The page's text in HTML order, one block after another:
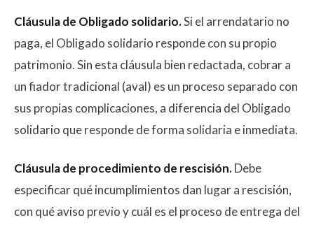
Cláusula de Obligado solidario.Si el arrendatario no
paga, el Obligado solidario responde con su propio
patrimonio. Sin esta cláusula bien redactada, cobrar a
un fiador tradicional (aval) es un proceso separado con
sus propias complicaciones, a diferencia del Obligado
solidario que responde de forma solidaria e inmediata.
Cláusula de procedimiento de rescisión.Debe
especificar qué incumplimientos dan lugar a rescisión,
con qué aviso previo y cuál es el proceso de entrega del